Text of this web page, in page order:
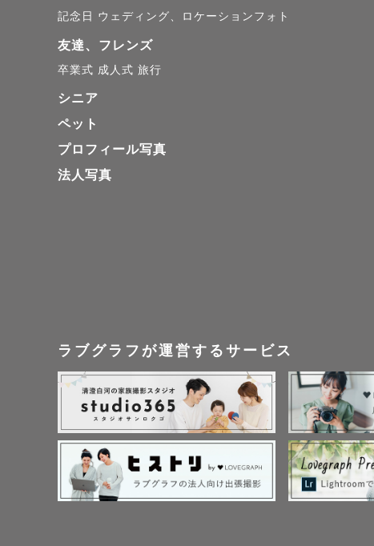
撮影に込め
写真は、そ
や会話、感
日常も、特
どちらも大
また、私自身
でも可愛く
だからこそ
影を心がけ
記念日 ウェディング、ロケーションフォト
友達、フレンズ
卒業式 成人式 旅行
シニア
ペット
プロフィール写真
法人写真
ラブグラフが運営するサービス